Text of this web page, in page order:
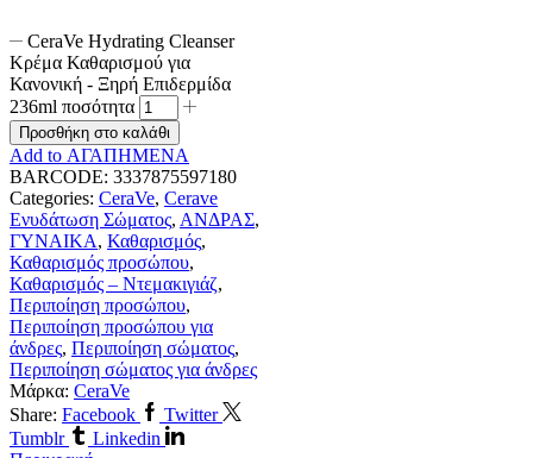
CeraVe Hydrating Cleanser
Κρέμα Καθαρισμού για
Κανονική - Ξηρή Επιδερμίδα
236ml ποσότητα
Προσθήκη στο καλάθι
Add to ΑΓΑΠΗΜΕΝΑ
BARCODE: 3337875597180
Categories: CeraVe, Cerave
Ενυδάτωση Σώματος, ΑΝΔΡΑΣ,
ΓΥΝΑΙΚΑ, Καθαρισμός,
Καθαρισμός προσώπου,
Καθαρισμός – Ντεμακιγιάζ,
Περιποίηση προσώπου,
Περιποίηση προσώπου για
άνδρες, Περιποίηση σώματος,
Περιποίηση σώματος για άνδρες
Μάρκα: CeraVe
Share: Facebook
Twitter
Tumblr
Linkedin